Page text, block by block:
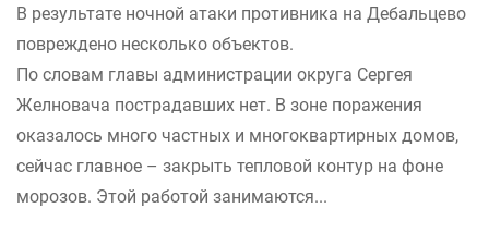
В результате ночной атаки противника на Дебальцево
повреждено несколько объектов.
По словам главы администрации округа Сергея
Желновача пострадавших нет. В зоне поражения
оказалось много частных и многоквартирных домов,
сейчас главное – закрыть тепловой контур на фоне
морозов. Этой работой занимаются...